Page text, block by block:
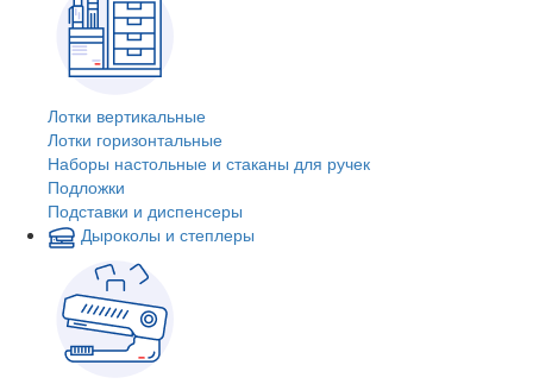
Лотки вертикальные
Лотки горизонтальные
Наборы настольные и стаканы для ручек
Подложки
Подставки и диспенсеры
Дыроколы и степлеры